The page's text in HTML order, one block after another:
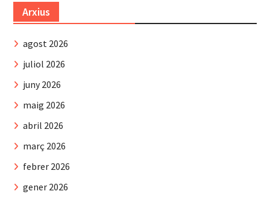
Arxius
agost 2026
juliol 2026
juny 2026
maig 2026
abril 2026
març 2026
febrer 2026
gener 2026